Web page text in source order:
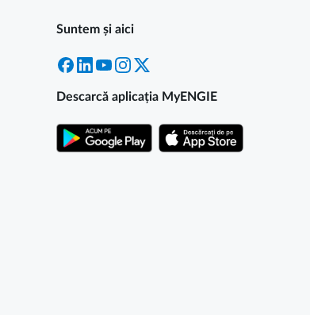
Suntem și aici
Facebook
LinkedInYouTubeInstagram
Descarcă aplicația MyENGIE